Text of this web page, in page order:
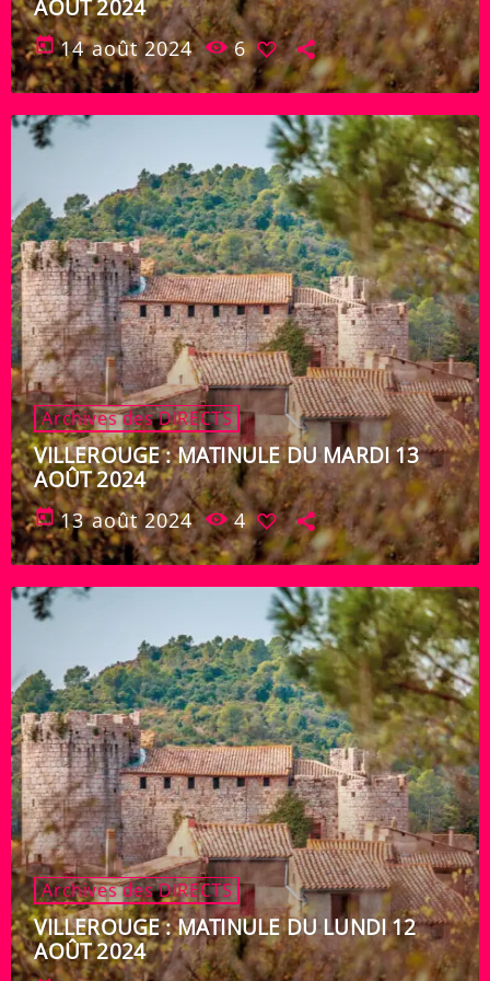
AOÛT 2024
today 14 août 2024 6
Archives des DIRECTS
VILLEROUGE : MATINULE DU MARDI 13
AOÛT 2024
today 13 août 2024 4
Archives des DIRECTS
VILLEROUGE : MATINULE DU LUNDI 12
AOÛT 2024